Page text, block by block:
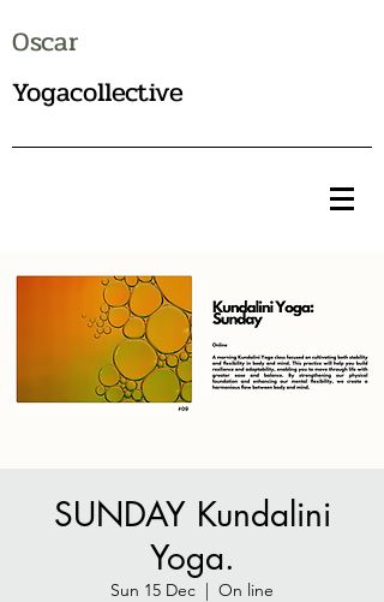
Oscar
Yogacollective
SUNDAY Kundalini
Yoga.
Sun 15 Dec
  |
On line